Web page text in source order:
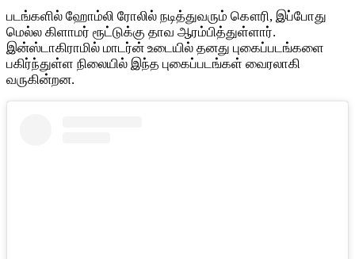
படங்களில் ஹோம்லி ரோலில் நடித்துவரும் கௌரி, இப்போது
மெல்ல கிளாமர் ரூட்டுக்கு தாவ ஆரம்பித்துள்ளார்.
இன்ஸ்டாகிராமில் மாடர்ன் உடையில் தனது புகைப்படங்களை
பகிர்ந்துள்ள நிலையில் இந்த புகைப்படங்கள் வைரலாகி
வருகின்றன.